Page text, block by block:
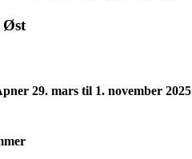
Øst
29. mars til 1. november 2025